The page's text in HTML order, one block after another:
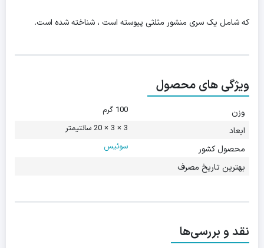
که شامل یک سری منشور مثلثی پیوسته است ، شناخته شده است.
ویژگی های محصول
وزن 100 گرم
ابعاد 3 × 3 × 20 سانتیمتر
محصول کشور سوئیس
بهترین تاریخ مصرف
نقد و بررسی‌ها